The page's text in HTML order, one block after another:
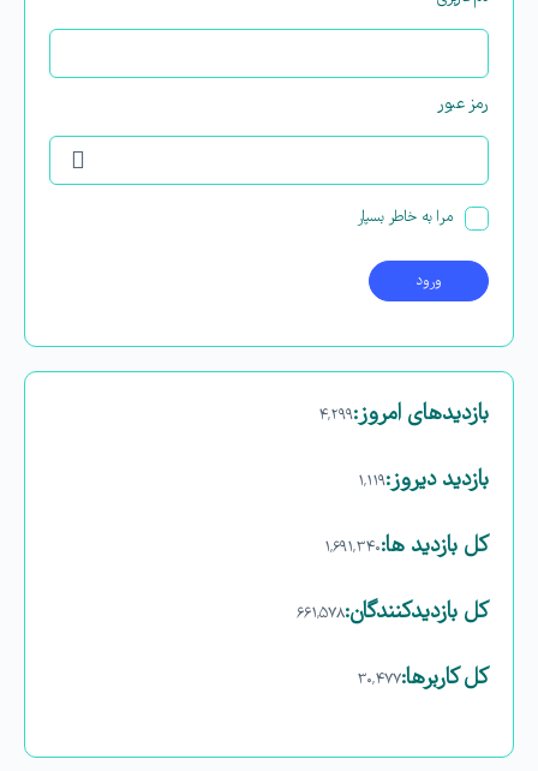
رمز عبور
مرا به خاطر بسپار
بازدیدهای امروز:۴,۲۹۹
بازدید دیروز:۱,۱۱۹
کل بازدید ها:۱,۶۹۱,۳۴۰
کل بازدیدکنند‌گان:۶۶۱,۵۷۸
کل کاربرها:۳۰,۴۷۷